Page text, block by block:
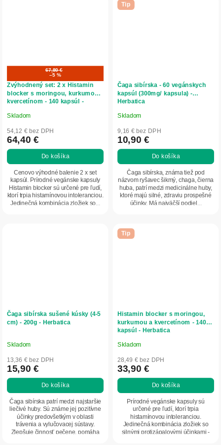
67,80 €
–5 %
Zvýhodnený set: 2 x Histamin
blocker s moringou, kurkumou a
kvercetínom - 140 kapsúl -
Priemerné
hodnotenie
produktu
je
5,0
5
hviezdičiek.
Skladom
54,12 € bez DPH
64,40 €
Do košíka
Cenovo výhodné balenie 2 x set
kapsúl. Prírodné vegánske kapsuly
Histamin blocker sú určené pre ľudí,
ktorí trpia histamínovou intoleranciou.
Jedinečná kombinácia zložiek so...
Tip
Čaga sibírska - 60 vegánskych
kapsúl (300mg/ kapsula) -
Herbatica
Priemerné
hodnotenie
produktu
je
5,0
5
hviezdičiek.
Skladom
9,16 € bez DPH
10,90 €
Do košíka
Čaga sibírska, známa tiež pod
názvom ryšavec šikmý, chaga, čierna
huba, patrí medzi medicinálne huby,
ktoré majú silné, zdraviu prospešné
účinky. Má najväčší podiel...
Čaga sibírska sušené kúsky (4-5
cm) - 200g - Herbatica
Priemerné
hodnotenie
produktu
je
5,0
z
5
hviezdičiek.
Skladom
13,36 € bez DPH
15,90 €
Do košíka
Čaga sibírska patrí medzi najstaršie
liečivé huby. Sú známe jej pozitívne
účinky predovšetkým v oblasti
trávenia a vylučovacej sústavy.
Zlepšuje činnosť pečene, pomáha
Tip
Histamin blocker s moringou,
kurkumou a kvercetínom - 140
kapsúl - Herbatica
Priemerné
hodnotenie
produktu
je
5,0
hviezdičiek.
Skladom
28,49 € bez DPH
33,90 €
Do košíka
Prírodné vegánske kapsuly sú
určené pre ľudí, ktorí trpia
histamínovou intoleranciou.
Jedinečná kombinácia zložiek so
silnými protizápalovými účinkami -